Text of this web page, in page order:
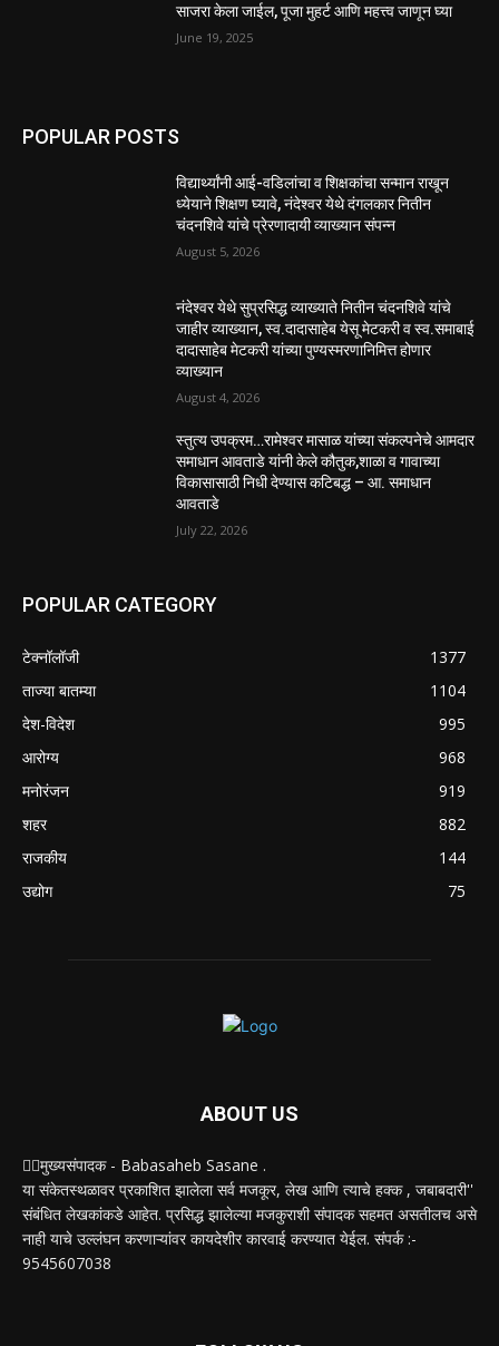
साजरा केला जाईल, पूजा मुहर्ट आणि महत्त्व जाणून घ्या
June 19, 2025
POPULAR POSTS
विद्यार्थ्यांनी आई-वडिलांचा व शिक्षकांचा सन्मान राखून
ध्येयाने शिक्षण घ्यावे, नंदेश्वर येथे दंगलकार नितीन
चंदनशिवे यांचे प्रेरणादायी व्याख्यान संपन्न
August 5, 2026
नंदेश्वर येथे सुप्रसिद्ध व्याख्याते नितीन चंदनशिवे यांचे
जाहीर व्याख्यान, स्व.दादासाहेब येसू मेटकरी व स्व.समाबाई
दादासाहेब मेटकरी यांच्या पुण्यस्मरणानिमित्त होणार
व्याख्यान
August 4, 2026
स्तुत्य उपक्रम…रामेश्वर मासाळ यांच्या संकल्पनेचे आमदार
समाधान आवताडे यांनी केले कौतुक,शाळा व गावाच्या
विकासासाठी निधी देण्यास कटिबद्ध – आ. समाधान
आवताडे
July 22, 2026
POPULAR CATEGORY
टेक्नॉलॉजी
1377
ताज्या बातम्या
1104
देश-विदेश
995
आरोग्य
968
मनोरंजन
919
शहर
882
राजकीय
144
उद्योग
75
ABOUT US
✍🏻मुख्यसंपादक - Babasaheb Sasane .
या संकेतस्थळावर प्रकाशित झालेला सर्व मजकूर, लेख आणि त्याचे हक्क , जबाबदारी''
संबंधित लेखकांकडे आहेत. प्रसिद्ध झालेल्या मजकुराशी संपादक सहमत असतीलच असे
नाही याचे उल्लंघन करणाऱ्यांवर कायदेशीर कारवाई करण्यात येईल. संपर्क :-
9545607038